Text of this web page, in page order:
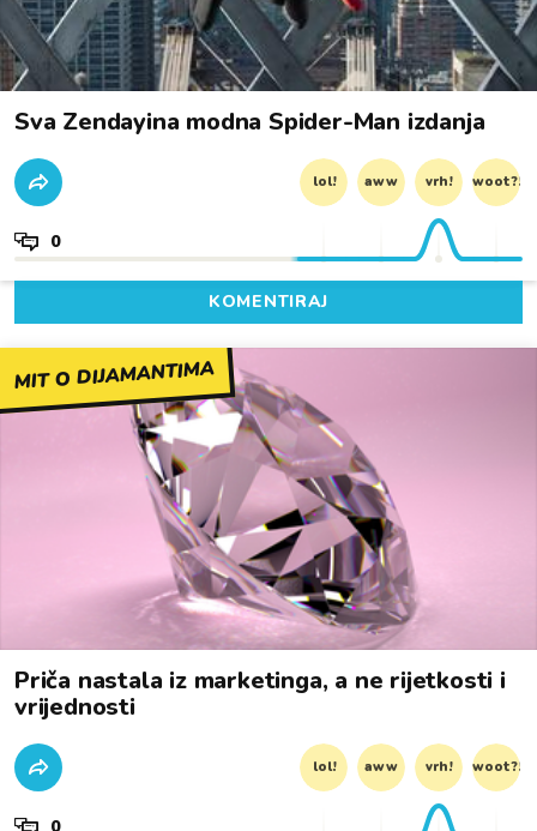
Sva Zendayina modna Spider-Man izdanja
lol! aww vrh! woot?!
0
KOMENTIRAJ
MIT O DIJAMANTIMA
Priča nastala iz marketinga, a ne rijetkosti i
vrijednosti
lol! aww vrh! woot?!